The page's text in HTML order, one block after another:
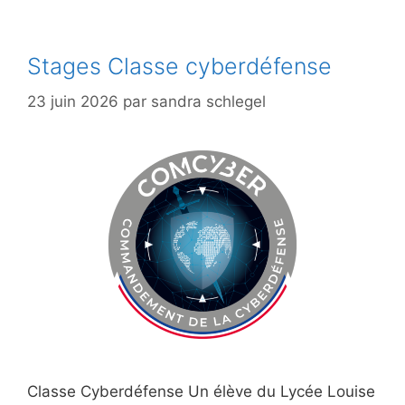
Stages Classe cyberdéfense
23 juin 2026 par sandra schlegel
Classe Cyberdéfense Un élève du Lycée Louise